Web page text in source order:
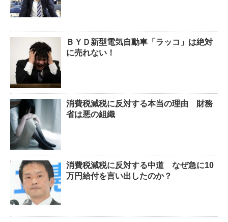
ＢＹＤ新型電気自動車「ラッコ」は絶対
に売れない！
消費税減税に反対する本当の理由 財務
省は悪の組織
消費税減税に反対する中道 なぜ急に10
万円給付を言い出したのか？